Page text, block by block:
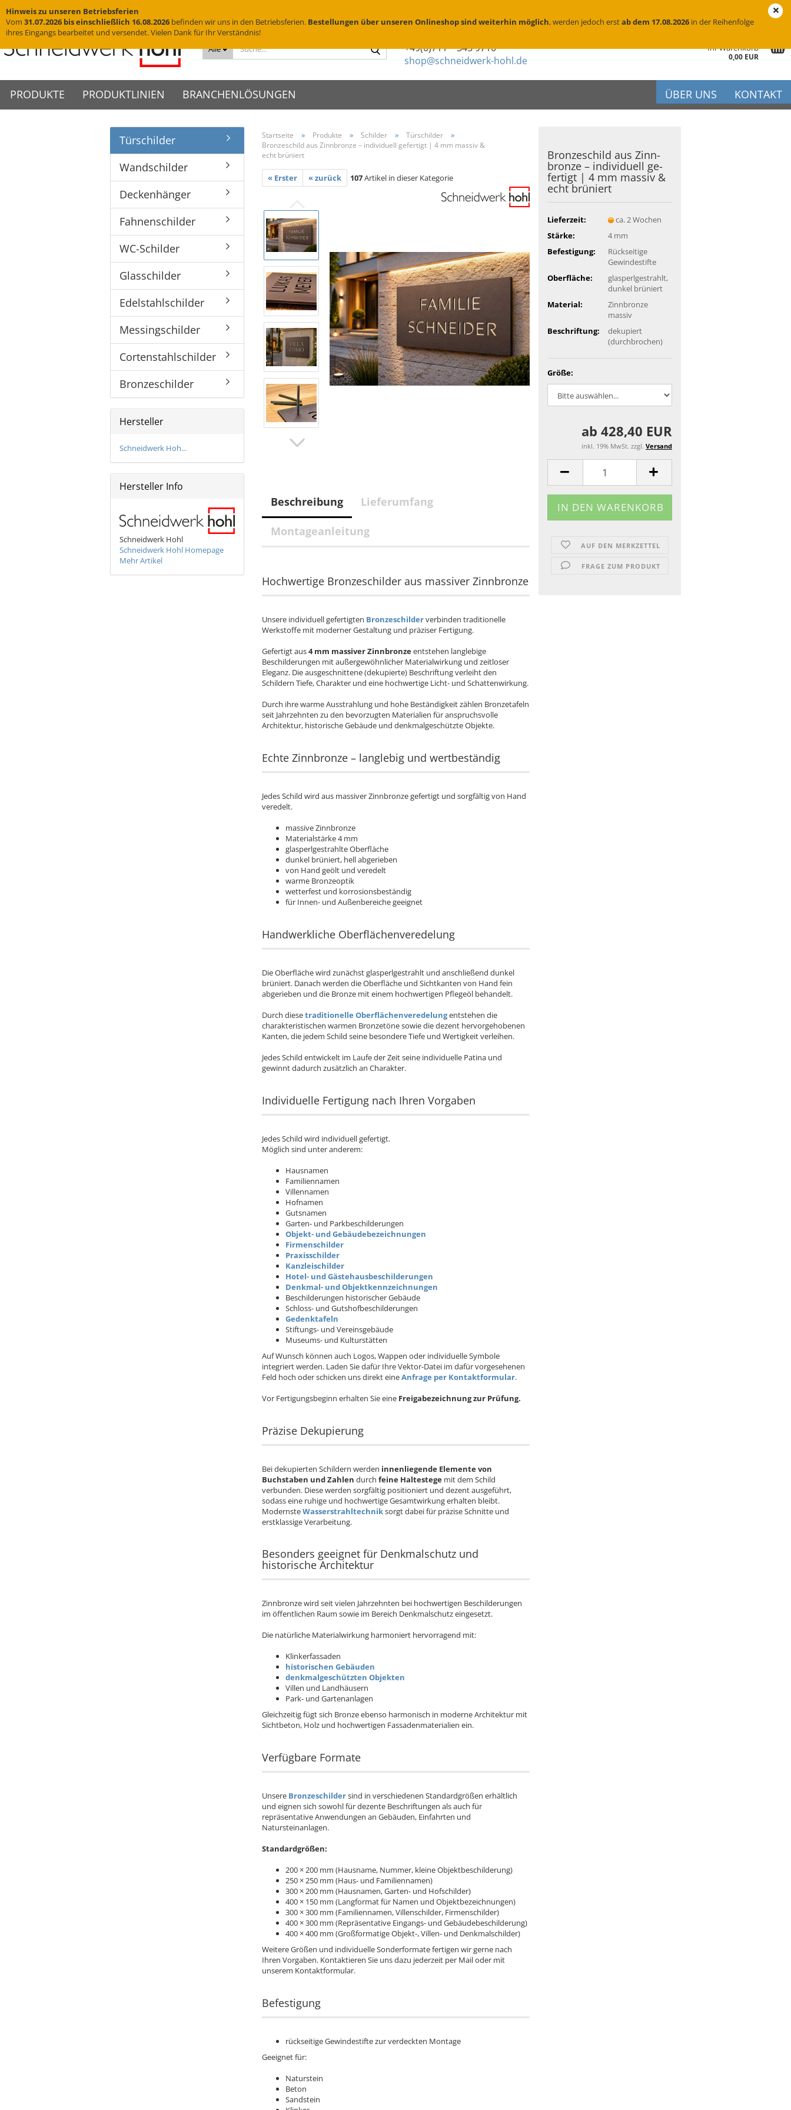
Alle
+49(0)711 – 345 9710
shop@schneidwerk-hohl.de
Ihr Warenkorb
0,00 EUR
Hinweis zu unseren Betriebsferien
Vom 31.07.2026 bis einschließlich 16.08.2026 befinden wir uns in den Betriebsferien. Bestellungen über unseren Onlineshop sind weiterhin möglich, werden jedoch erstab dem 17.08.2026 in der Reihenfolge
ihres Eingangs bearbeitet und versendet. Vielen Dank für Ihr Verständnis!
PRODUKTE
Wandschilder
Fahnenschilder
WC-Schilder
Glasschilder
Edelstahlschilder
Messingschilder
Cortenstahlschilder
Bronzeschilder
Grabschilder
Metallsprühschablonen
Brennschablonen für Holz
Zierköpfe
Montage & Pflege
PRODUKTLINIEN
VIGO Wandschilder - Indoor
Outdoor
VIGO Deckenhänger
VIGO Fahnenschilder
VIGO Zubehör
VINOX Edelstahl
VINOX Messing brüniert
BRANCHENLÖSUNGEN
Praxisschilder
Kanzleischilder
ÜBER UNS KONTAKT
Startseite » Produkte » Schilder » Türschilder »
Bronzeschild aus Zinnbronze – individuell gefertigt | 4 mm massiv &
echt brüniert
« Erster « zurück 107Artikel in dieser Kategorie
Bron­ze­schild aus Zinn­
bron­ze – in­di­vi­du­ell ge­
fer­tigt | 4 mm mas­siv &
echt brü­niert
Lieferzeit:
ca. 2 Wochen
Stärke:
4 mm
Befestigung:
Rückseitige
Gewindestifte
Oberfläche:
glasperlgestrahlt,
dunkel brüniert
Material:
Zinnbronze
massiv
Beschriftung:
dekupiert
(durchbrochen)
Größe:
ab 428,40 EUR
inkl. 19% MwSt. zzgl. Versand
AUF DEN MERKZETTEL
FRAGE ZUM PRODUKT
Beschreibung Lieferumfang
Montageanleitung
Hochwertige Bronzeschilder aus massiver Zinnbronze
Unsere individuell gefertigten Bronzeschilderverbinden traditionelle
Werkstoffe mit moderner Gestaltung und präziser Fertigung.
Gefertigt aus4 mm massiver Zinnbronzeentstehen langlebige
Beschilderungen mit außergewöhnlicher Materialwirkung und zeitloser
Eleganz. Die ausgeschnittene (dekupierte) Beschriftung verleiht den
Schildern Tiefe, Charakter und eine hochwertige Licht- und Schattenwirkung.
Durch ihre warme Ausstrahlung und hohe Beständigkeit zählen Bronzetafeln
seit Jahrzehnten zu den bevorzugten Materialien für anspruchsvolle
Architektur, historische Gebäude und denkmalgeschützte Objekte.
Echte Zinnbronze – langlebig und wertbeständig
Jedes Schild wird aus massiver Zinnbronze gefertigt und sorgfältig von Hand
veredelt.
massive Zinnbronze
Materialstärke 4 mm
glasperlgestrahlte Oberfläche
dunkel brüniert, hell abgerieben
von Hand geölt und veredelt
warme Bronzeoptik
wetterfest und korrosionsbeständig
für Innen- und Außenbereiche geeignet
Handwerkliche Oberflächenveredelung
Die Oberfläche wird zunächst glasperlgestrahlt und anschließend dunkel
brüniert. Danach werden die Oberfläche und Sichtkanten von Hand fein
abgerieben und die Bronze mit einem hochwertigen Pflegeöl behandelt.
Durch diesetraditionelle Oberflächenveredelungentstehen die
charakteristischen warmen Bronzetöne sowie die dezent hervorgehobenen
Kanten, die jedem Schild seine besondere Tiefe und Wertigkeit verleihen.
Jedes Schild entwickelt im Laufe der Zeit seine individuelle Patina und
gewinnt dadurch zusätzlich an Charakter.
Individuelle Fertigung nach Ihren Vorgaben
Jedes Schild wird individuell gefertigt.
Möglich sind unter anderem:
Hausnamen
Familiennamen
Villennamen
Hofnamen
Gutsnamen
Garten- und Parkbeschilderungen
Objekt- und Gebäudebezeichnungen
Firmenschilder
Praxisschilder
Kanzleischilder
Hotel- und Gästehausbeschilderungen
Denkmal- und Objektkennzeichnungen
Beschilderungen historischer Gebäude
Schloss- und Gutshofbeschilderungen
Gedenktafeln
Stiftungs- und Vereinsgebäude
Museums- und Kulturstätten
Auf Wunsch können auch Logos, Wappen oder individuelle Symbole
integriert werden. Laden Sie dafür Ihre Vektor-Datei im dafür vorgesehenen
Feld hoch oder schicken uns direkt eineAnfrage per Kontaktformular.
Vor Fertigungsbeginn erhalten Sie eine Freigabezeichnung zur Prüfung.
Präzise Dekupierung
Bei dekupierten Schildern werden innenliegende Elemente von
Buchstaben und Zahlen durch feine Haltestegemit dem Schild
verbunden. Diese werden sorgfältig positioniert und dezent ausgeführt,
sodass eine ruhige und hochwertige Gesamtwirkung erhalten bleibt.
ModernsteWasserstrahltechniksorgt dabei für präzise Schnitte und
erstklassige Verarbeitung.
Besonders geeignet für Denkmalschutz und
historische Architektur
Zinnbronze wird seit vielen Jahrzehnten bei hochwertigen Beschilderungen
im öffentlichen Raum sowie im Bereich Denkmalschutz eingesetzt.
Die natürliche Materialwirkung harmoniert hervorragend mit:
Klinkerfassaden
historischen Gebäuden
denkmalgeschützten Objekten
Villen und Landhäusern
Park- und Gartenanlagen
Gleichzeitig fügt sich Bronze ebenso harmonisch in moderne Architektur mit
Sichtbeton, Holz und hochwertigen Fassadenmaterialien ein.
Verfügbare Formate
Unsere Bronzeschildersind in verschiedenen Standardgrößen erhältlich
und eignen sich sowohl für dezente Beschriftungen als auch für
repräsentative Anwendungen an Gebäuden, Einfahrten und
Natursteinanlagen.
Standardgrößen:
200 × 200 mm (Hausname, Nummer, kleine Objektbeschilderung)
250 × 250 mm (Haus- und Familiennamen)
300 × 200 mm (Hausnamen, Garten- und Hofschilder)
400 × 150 mm (Langformat für Namen und Objektbezeichnungen)
300 × 300 mm (Familiennamen, Villenschilder, Firmenschilder)
400 × 300 mm (Repräsentative Eingangs- und Gebäudebeschilderung)
400 × 400 mm (Großformatige Objekt-, Villen- und Denkmalschilder)
Weitere Größen und individuelle Sonderformate fertigen wir gerne nach
Ihren Vorgaben. Kontaktieren Sie uns dazu jederzeit per Mail oder mit
unserem Kontaktformular.
Befestigung
rückseitige Gewindestifte zur verdeckten Montage
Geeignet für:
Naturstein
Beton
Sandstein
Türschilder
Wandschilder
Deckenhänger
Fahnenschilder
WC-Schilder
Glasschilder
Edelstahlschilder
Messingschilder
Cortenstahlschilder
Bronzeschilder
Hersteller
Schneidwerk Hoh...
Hersteller Info
Schneidwerk Hohl
Schneidwerk Hohl Homepage
Mehr Artikel